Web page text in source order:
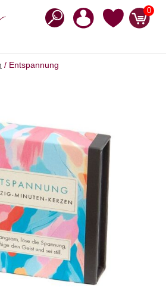
0
/ Entspannung